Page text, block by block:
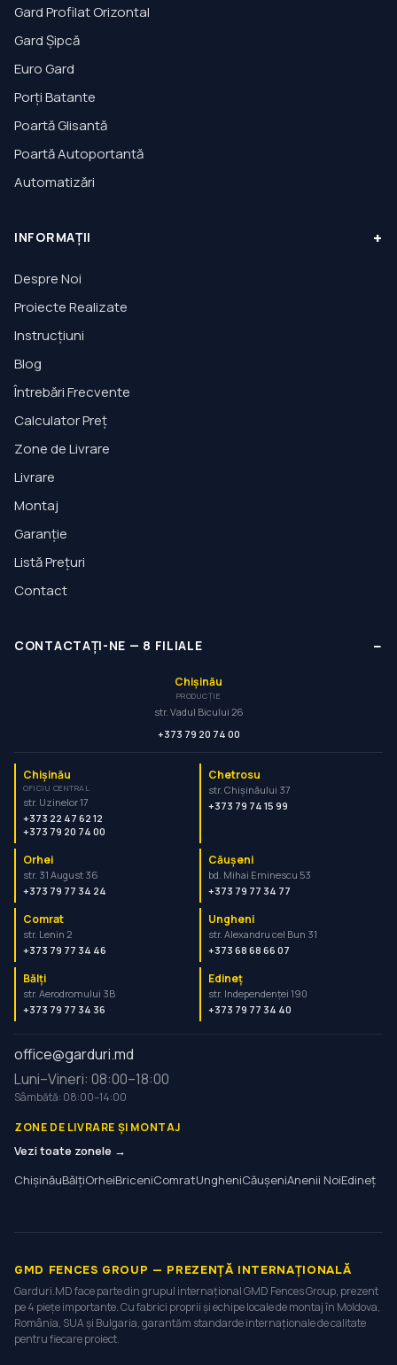
Gard Profilat Orizontal
Gard Șipcă
Euro Gard
Porți Batante
Poartă Glisantă
Poartă Autoportantă
Automatizări
INFORMAȚII +
Despre Noi
Proiecte Realizate
Instrucțiuni
Blog
Întrebări Frecvente
Calculator Preț
Zone de Livrare
Livrare
Montaj
Garanție
Listă Prețuri
Contact
CONTACTAȚI-NE — 8 FILIALE −
Chișinău
PRODUCȚIE
str. Vadul Bicului 26
+373 79 20 74 00
Chișinău
OFICIU CENTRAL
str. Uzinelor 17
+373 22 47 62 12
+373 79 20 74 00
Chetrosu
str. Chișinăului 37
+373 79 74 15 99
Orhei
str. 31 August 36
+373 79 77 34 24
Căușeni
bd. Mihai Eminescu 53
+373 79 77 34 77
Comrat
str. Lenin 2
+373 79 77 34 46
Ungheni
str. Alexandru cel Bun 31
+373 68 68 66 07
Bălți
str. Aerodromului 3B
+373 79 77 34 36
Edineț
str. Independenței 190
+373 79 77 34 40
office@garduri.md
Luni–Vineri: 08:00–18:00
Sâmbătă: 08:00–14:00
ZONE DE LIVRARE ȘI MONTAJ
Vezi toate zonele →
ChișinăuBălțiOrheiBriceniComratUngheniCăușeniAnenii NoiEdineț
GMD FENCES GROUP — PREZENȚĂ INTERNAȚIONALĂ
Garduri.MD face parte din grupul internațional GMD Fences Group, prezent
pe 4 piețe importante. Cu fabrici proprii și echipe locale de montaj în Moldova,
România, SUA și Bulgaria, garantăm standarde internaționale de calitate
pentru fiecare proiect.